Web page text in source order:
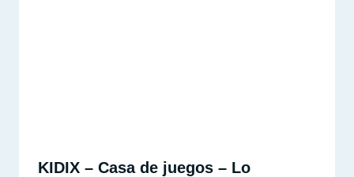
KIDIX – Casa de juegos – Lo